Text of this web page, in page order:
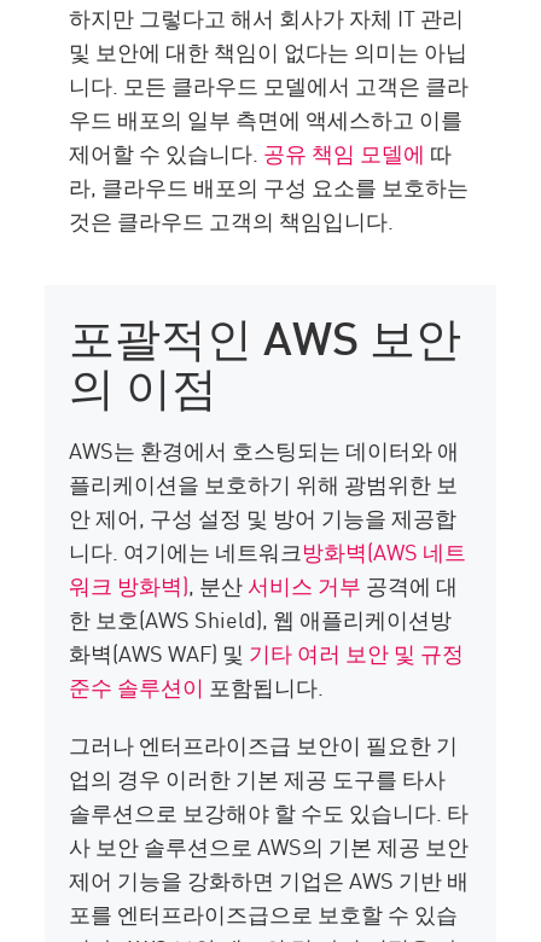
하지만 그렇다고 해서 회사가 자체 IT 관리
및 보안에 대한 책임이 없다는 의미는 아닙
니다. 모든 클라우드 모델에서 고객은 클라
우드 배포의 일부 측면에 액세스하고 이를
제어할 수 있습니다. 공유 책임 모델에 따
라, 클라우드 배포의 구성 요소를 보호하는
것은 클라우드 고객의 책임입니다.
포괄적인 AWS 보안
의 이점
AWS는 환경에서 호스팅되는 데이터와 애
플리케이션을 보호하기 위해 광범위한 보
안 제어, 구성 설정 및 방어 기능을 제공합
니다. 여기에는 네트워크방화벽(AWS 네트
워크 방화벽), 분산서비스 거부 공격에 대
한 보호(AWS Shield), 웹 애플리케이션방
화벽(AWS WAF) 및 기타 여러 보안 및 규정
준수 솔루션이 포함됩니다.
그러나 엔터프라이즈급 보안이 필요한 기
업의 경우 이러한 기본 제공 도구를 타사
솔루션으로 보강해야 할 수도 있습니다. 타
사 보안 솔루션으로 AWS의 기본 제공 보안
제어 기능을 강화하면 기업은 AWS 기반 배
포를 엔터프라이즈급으로 보호할 수 있습